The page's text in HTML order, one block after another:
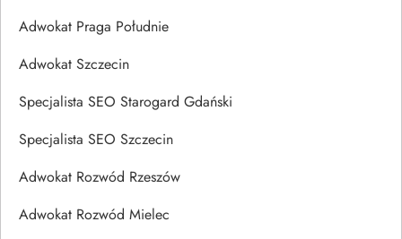
Adwokat Praga Południe
Adwokat Szczecin
Specjalista SEO Starogard Gdański
Specjalista SEO Szczecin
Adwokat Rozwód Rzeszów
Adwokat Rozwód Mielec